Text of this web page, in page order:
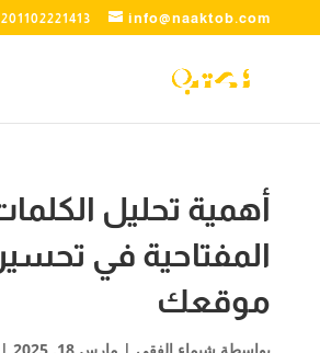
info@naaktob.com
أهمية تحليل
المفتاحية في
موقعك